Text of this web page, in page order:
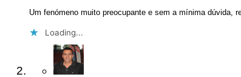
Um fenómeno muito preocupante e sem a mínima dúvida,
Loading...